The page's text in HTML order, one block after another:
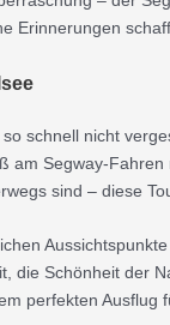
Erinnerungen
schnell nicht
Segway-
sind – diese
die Schönheit der
perfekten Ausflug